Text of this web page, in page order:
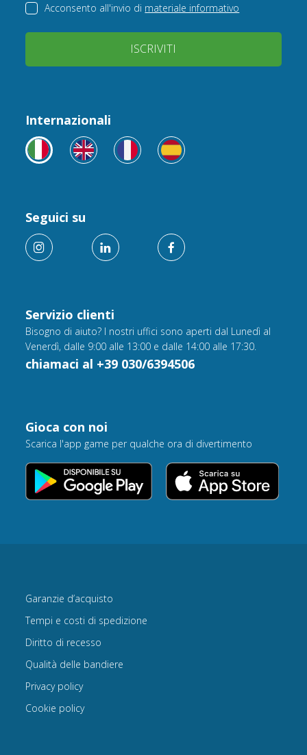
Acconsento all'invio di materiale informativo
ISCRIVITI
Servizio clienti
Bisogno di aiuto? I nostri uffici sono aperti dal Lunedì al
Venerdì, dalle 9:00 alle 13:00 e dalle 14:00 alle 17:30.
chiamaci al +39 030/6394506
Internazionali
Seguici su
Gioca con noi
Scarica l'app game per qualche ora di divertimento
Garanzie d’acquisto
Tempi e costi di spedizione
Diritto di recesso
Qualità delle bandiere
Privacy policy
Cookie policy